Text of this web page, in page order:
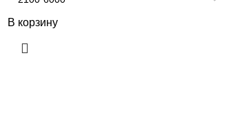
В корзину